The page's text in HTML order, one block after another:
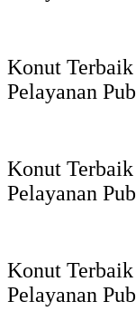
Konut
Pelayanan
Konut
Pelayanan
Konut
Pelayanan